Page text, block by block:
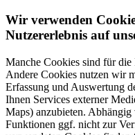
Wir verwenden
Nutzererlebnis auf
Manche Cookies sind für
Andere Cookies nutzen wir
Erfassung und Auswertung
Ihnen Services externer
Maps) anzubieten.
Funktionen ggf. nicht zur